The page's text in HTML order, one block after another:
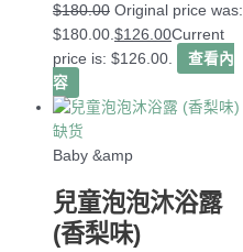
$180.00 Original price was:
$180.00. $126.00Current
price is: $126.00.
查看內
容
缺货
Baby &amp
兒童泡泡沐浴露
(香梨味)